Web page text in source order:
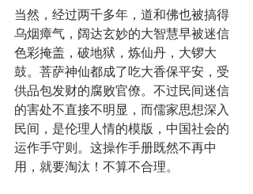
当然，经过两千多年，道和佛也被搞得
乌烟瘴气，阔达玄妙的大智慧早被迷信
色彩掩盖，破地狱，炼仙丹，大锣大
鼓。菩萨神仙都成了吃大香保平安，受
供品包发财的腐败官僚。不过民间迷信
的害处不直接不明显，而儒家思想深入
民间，是伦理人情的模版，中国社会的
运作手守则。这操作手册既然不再中
用，就要淘汰！不算不合理。